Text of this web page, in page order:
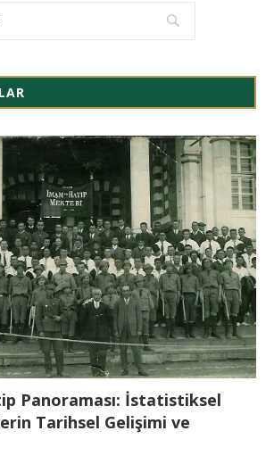
Panoraması: İstatistiksel
Tarihsel Gelişimi ve